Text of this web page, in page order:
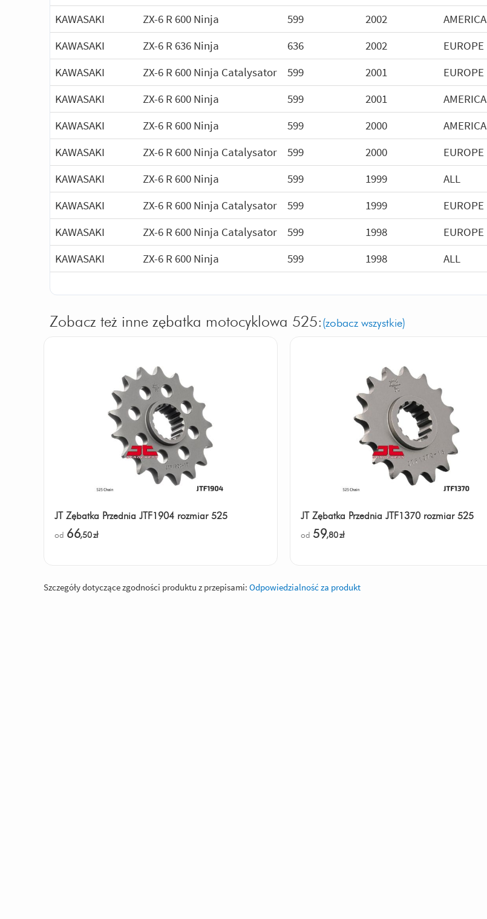
KAWASAKI
ZX-6 R 600 Ninja 599 2002
AMERICA
KAWASAKI
ZX-6 R 636 Ninja 636 2002
EUROPE
KAWASAKI
ZX-6 R 600 Ninja Catalysator 599 2001
EUROPE
KAWASAKI
ZX-6 R 600 Ninja 599 2001
AMERICA
KAWASAKI
ZX-6 R 600 Ninja 599 2000
AMERICA
KAWASAKI
ZX-6 R 600 Ninja Catalysator 599 2000
EUROPE
KAWASAKI
ZX-6 R 600 Ninja 599 1999
ALL
KAWASAKI
ZX-6 R 600 Ninja Catalysator 599 1999
EUROPE
KAWASAKI
ZX-6 R 600 Ninja Catalysator 599 1998
EUROPE
KAWASAKI
ZX-6 R 600 Ninja 599 1998 ALL
Zobacz też inne zębatka motocyklowa 525: (zobacz wszystkie)
JT Zębatka Przednia JTF1904 rozmiar 525
od 66,50zł
JT Zębatka Przednia JTF1370 rozmiar 525
od 59,80zł
Szczegóły dotyczące zgodności produktu z przepisami: Odpowiedzialność za produkt